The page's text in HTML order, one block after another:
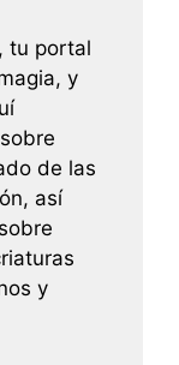
, tu portal
y
de las
así
y